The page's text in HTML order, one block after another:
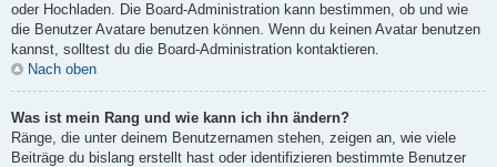
oder Hochladen. Die Board-Administration kann bestimmen, ob und wie
die Benutzer Avatare benutzen können. Wenn du keinen Avatar benutzen
kannst, solltest du die Board-Administration kontaktieren.
Nach oben
Was ist mein Rang und wie kann ich ihn ändern?
Ränge, die unter deinem Benutzernamen stehen, zeigen an, wie viele
Beiträge du bislang erstellt hast oder identifizieren bestimmte Benutzer